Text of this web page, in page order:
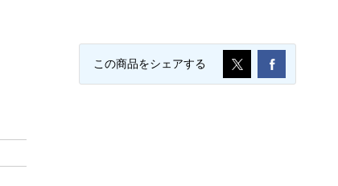
この商品をシェアする